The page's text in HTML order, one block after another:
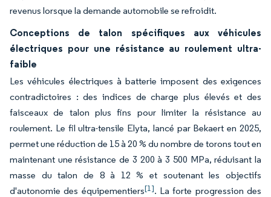
revenus lorsque la demande automobile se refroidit.
Conceptions de talon spécifiques aux véhicules
électriques pour une résistance au roulement ultra-
faible
Les véhicules électriques à batterie imposent des exigences
contradictoires : des indices de charge plus élevés et des
faisceaux de talon plus fins pour limiter la résistance au
roulement. Le fil ultra-tensile Elyta, lancé par Bekaert en 2025,
permet une réduction de 15 à 20 % du nombre de torons tout en
maintenant une résistance de 3 200 à 3 500 MPa, réduisant la
masse du talon de 8 à 12 % et soutenant les objectifs
d'autonomie des équipementiers[1]. La forte progression des